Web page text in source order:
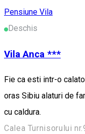
Pensiune Vila
Deschis
Vila Anca ***
Fie ca esti intr-o
oras Sibiu alaturi de
cu caldura.
Calea Turnisorului